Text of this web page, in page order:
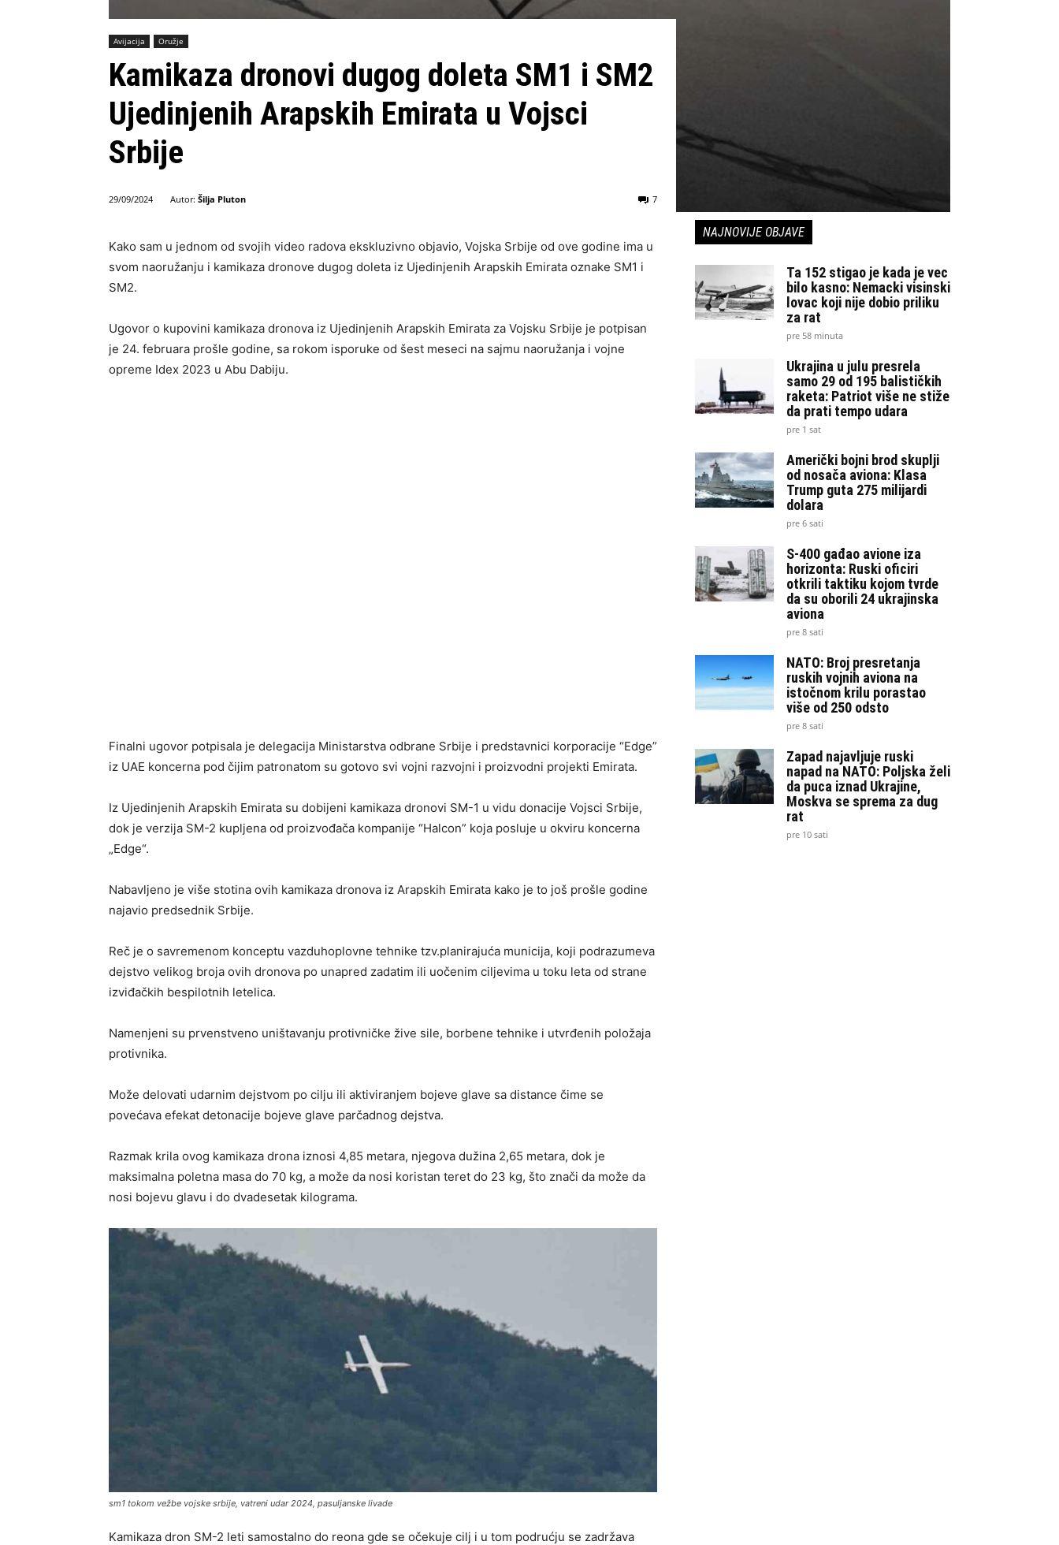
Avijacija Oružje
Kamikaza dronovi dugog doleta SM1 i SM2
Ujedinjenih Arapskih Emirata u Vojsci
Srbije
29/09/2024 Autor: Šilja Pluton 7
Kako sam u jednom od svojih video radova ekskluzivno objavio, Vojska Srbije od ove godine ima u
svom naoružanju i kamikaza dronove dugog doleta iz Ujedinjenih Arapskih Emirata oznake SM1 i
SM2.
Ugovor o kupovini kamikaza dronova iz Ujedinjenih Arapskih Emirata za Vojsku Srbije je potpisan
je 24. februara prošle godine, sa rokom isporuke od šest meseci na sajmu naoružanja i vojne
opreme Idex 2023 u Abu Dabiju.
Finalni ugovor potpisala je delegacija Ministarstva odbrane Srbije i predstavnici korporacije “Edge”
iz UAE koncerna pod čijim patronatom su gotovo svi vojni razvojni i proizvodni projekti Emirata.
Iz Ujedinjenih Arapskih Emirata su dobijeni kamikaza dronovi SM-1 u vidu donacije Vojsci Srbije,
dok je verzija SM-2 kupljena od proizvođača kompanije “Halcon” koja posluje u okviru koncerna
„Edge“.
Nabavljeno je više stotina ovih kamikaza dronova iz Arapskih Emirata kako je to još prošle godine
najavio predsednik Srbije.
Reč je o savremenom konceptu vazduhoplovne tehnike tzv.planirajuća municija, koji podrazumeva
dejstvo velikog broja ovih dronova po unapred zadatim ili uočenim ciljevima u toku leta od strane
izviđačkih bespilotnih letelica.
Namenjeni su prvenstveno uništavanju protivničke žive sile, borbene tehnike i utvrđenih položaja
protivnika.
Može delovati udarnim dejstvom po cilju ili aktiviranjem bojeve glave sa distance čime se
povećava efekat detonacije bojeve glave parčadnog dejstva.
Razmak krila ovog kamikaza drona iznosi 4,85 metara, njegova dužina 2,65 metara, dok je
maksimalna poletna masa do 70 kg, a može da nosi koristan teret do 23 kg, što znači da može da
nosi bojevu glavu i do dvadesetak kilograma.
sm1 tokom vežbe vojske srbije, vatreni udar 2024, pasuljanske livade
Kamikaza dron SM-2 leti samostalno do reona gde se očekuje cilj i u tom podrućju se zadržava
NAJNOVIJE OBJAVE
Ta 152 stigao je kada je vec
bilo kasno: Nemacki visinski
lovac koji nije dobio priliku
za rat
pre 58 minuta
Ukrajina u julu presrela
samo 29 od 195 balističkih
raketa: Patriot više ne stiže
da prati tempo udara
pre 1 sat
Američki bojni brod skuplji
od nosača aviona: Klasa
Trump guta 275 milijardi
dolara
pre 6 sati
S-400 gađao avione iza
horizonta: Ruski oficiri
otkrili taktiku kojom tvrde
da su oborili 24 ukrajinska
aviona
pre 8 sati
NATO: Broj presretanja
ruskih vojnih aviona na
istočnom krilu porastao
više od 250 odsto
pre 8 sati
Zapad najavljuje ruski
napad na NATO: Poljska želi
da puca iznad Ukrajine,
Moskva se sprema za dug
rat
pre 10 sati